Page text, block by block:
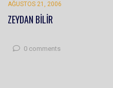
AĞUSTOS 21, 2006
ZEYDAN BİLİR
0 comments